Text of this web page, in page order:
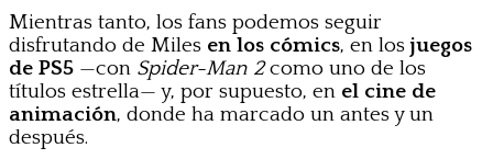
Mientras tanto, los fans podemos seguir
disfrutando de Miles en los cómics, en losjuegos
de PS5 —con Spider-Man 2como uno de los
títulos estrella— y, por supuesto, en el cine de
animación, donde ha marcado un antes y un
después.